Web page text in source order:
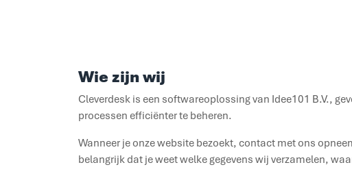
Wie zijn wij
Cleverdesk is een softwareoplossing van Idee101 B.V.,
processen efficiënter te beheren.
Wanneer je onze website bezoekt, contact met ons
belangrijk dat je weet welke gegevens wij verzamelen,